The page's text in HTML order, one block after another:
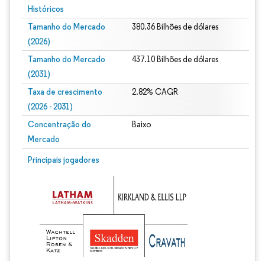
Históricos
Tamanho do Mercado
(2026)
380.36 Bilhões de dólares
Tamanho do Mercado
(2031)
437.10 Bilhões de dólares
Taxa de crescimento
(2026 - 2031)
2.82% CAGR
Concentração do
Mercado
Baixo
Principais jogadores
Imagem © Mordor Intelligence. O reuso requer atribuição conforme CC BY 4.0.